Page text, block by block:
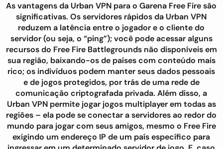
As vantagens da Urban VPN para o Garena Free Fire são
significativas. Os servidores rápidos da Urban VPN
reduzem a latência entre o jogador e o cliente do
servidor (ou seja, o “ping”); você pode acessar alguns
recursos do Free Fire Battlegrounds não disponíveis em
sua região, baixando-os de países com conteúdo mais
rico; os indivíduos podem manter seus dados pessoais
e de jogos protegidos, por trás de uma rede de
comunicação criptografada privada. Além disso, a
Urban VPN permite jogar jogos multiplayer em todas as
regiões – ela pode se conectar a servidores ao redor do
mundo para jogar com seus amigos, mesmo o Free Fire
exigindo um endereço IP de um país específico para